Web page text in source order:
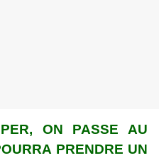
ON PASSE AU
PRENDRE UN